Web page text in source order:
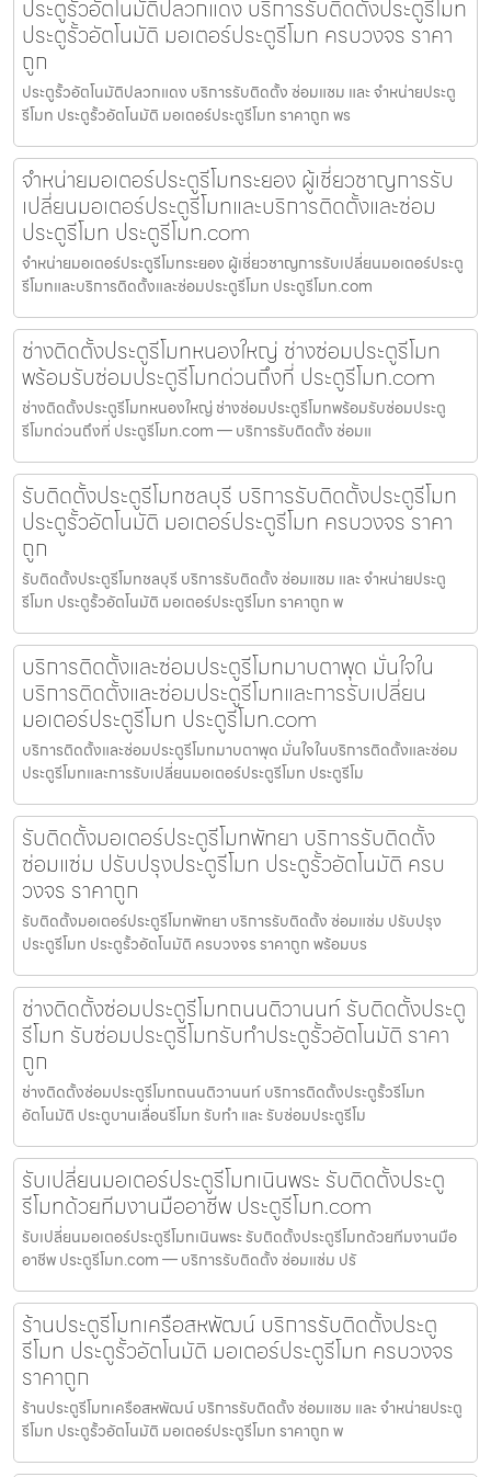
ประตูรั้วอัตโนมัติปลวกแดง บริการรับติดตั้งประตูรีโมท
ประตูรั้วอัตโนมัติ มอเตอร์ประตูรีโมท ครบวงจร ราคา
ถูก
ประตูรั้วอัตโนมัติปลวกแดง บริการรับติดตั้ง ซ่อมแซม และ จำหน่ายประตู
รีโมท ประตูรั้วอัตโนมัติ มอเตอร์ประตูรีโมท ราคาถูก พร
จำหน่ายมอเตอร์ประตูรีโมทระยอง ผู้เชี่ยวชาญการรับ
เปลี่ยนมอเตอร์ประตูรีโมทและบริการติดตั้งและซ่อม
ประตูรีโมท ประตูรีโมท.com
จำหน่ายมอเตอร์ประตูรีโมทระยอง ผู้เชี่ยวชาญการรับเปลี่ยนมอเตอร์ประตู
รีโมทและบริการติดตั้งและซ่อมประตูรีโมท ประตูรีโมท.com
ช่างติดตั้งประตูรีโมทหนองใหญ่ ช่างซ่อมประตูรีโมท
พร้อมรับซ่อมประตูรีโมทด่วนถึงที่ ประตูรีโมท.com
ช่างติดตั้งประตูรีโมทหนองใหญ่ ช่างซ่อมประตูรีโมทพร้อมรับซ่อมประตู
รีโมทด่วนถึงที่ ประตูรีโมท.com — บริการรับติดตั้ง ซ่อมแ
รับติดตั้งประตูรีโมทชลบุรี บริการรับติดตั้งประตูรีโมท
ประตูรั้วอัตโนมัติ มอเตอร์ประตูรีโมท ครบวงจร ราคา
ถูก
รับติดตั้งประตูรีโมทชลบุรี บริการรับติดตั้ง ซ่อมแซม และ จำหน่ายประตู
รีโมท ประตูรั้วอัตโนมัติ มอเตอร์ประตูรีโมท ราคาถูก พ
บริการติดตั้งและซ่อมประตูรีโมทมาบตาพุด มั่นใจใน
บริการติดตั้งและซ่อมประตูรีโมทและการรับเปลี่ยน
มอเตอร์ประตูรีโมท ประตูรีโมท.com
บริการติดตั้งและซ่อมประตูรีโมทมาบตาพุด มั่นใจในบริการติดตั้งและซ่อม
ประตูรีโมทและการรับเปลี่ยนมอเตอร์ประตูรีโมท ประตูรีโม
รับติดตั้งมอเตอร์ประตูรีโมทพัทยา บริการรับติดตั้ง
ซ่อมแซ่ม ปรับปรุงประตูรีโมท ประตูรั้วอัตโนมัติ ครบ
วงจร ราคาถูก
รับติดตั้งมอเตอร์ประตูรีโมทพัทยา บริการรับติดตั้ง ซ่อมแซ่ม ปรับปรุง
ประตูรีโมท ประตูรั้วอัตโนมัติ ครบวงจร ราคาถูก พร้อมบร
ช่างติดตั้งซ่อมประตูรีโมทถนนติวานนท์ รับติดตั้งประตู
รีโมท รับซ่อมประตูรีโมทรับทำประตูรั้วอัตโนมัติ ราคา
ถูก
ช่างติดตั้งซ่อมประตูรีโมทถนนติวานนท์ บริการติดตั้งประตูรั้วรีโมท
อัตโนมัติ ประตูบานเลื่อนรีโมท รับทำ และ รับซ่อมประตูรีโม
รับเปลี่ยนมอเตอร์ประตูรีโมทเนินพระ รับติดตั้งประตู
รีโมทด้วยทีมงานมืออาชีพ ประตูรีโมท.com
รับเปลี่ยนมอเตอร์ประตูรีโมทเนินพระ รับติดตั้งประตูรีโมทด้วยทีมงานมือ
อาชีพ ประตูรีโมท.com — บริการรับติดตั้ง ซ่อมแซ่ม ปรั
ร้านประตูรีโมทเครือสหพัฒน์ บริการรับติดตั้งประตู
รีโมท ประตูรั้วอัตโนมัติ มอเตอร์ประตูรีโมท ครบวงจร
ราคาถูก
ร้านประตูรีโมทเครือสหพัฒน์ บริการรับติดตั้ง ซ่อมแซม และ จำหน่ายประตู
รีโมท ประตูรั้วอัตโนมัติ มอเตอร์ประตูรีโมท ราคาถูก พ